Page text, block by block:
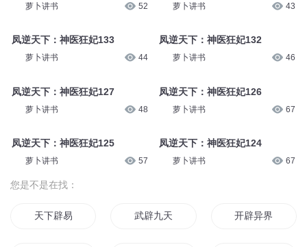
萝卜讲书 52
凤逆天下：神医狂妃133
萝卜讲书 44
凤逆天下：神医狂妃127
萝卜讲书 48
凤逆天下：神医狂妃125
萝卜讲书 57
萝卜讲书 43
凤逆天下：神医狂妃132
萝卜讲书 46
凤逆天下：神医狂妃126
萝卜讲书 67
凤逆天下：神医狂妃124
萝卜讲书 67
您是不是在找：
天下辟易 武辟九天 开辟异界